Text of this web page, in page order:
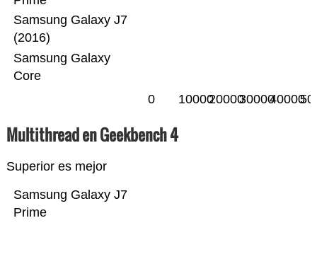
Samsung Galaxy
Core
Samsung Galaxy J7
(2016)
0 10000200003000040000
Multithread en Geekbench 4
Superior es mejor
Samsung Galaxy J7
Prime